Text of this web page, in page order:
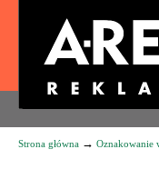
Agencja reklamowa. Reklama – usługi, druk
Navigation
Strona główna → Oznakowanie